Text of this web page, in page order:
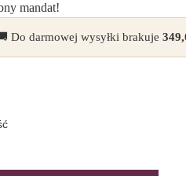
mandat!
Do darmowej wysyłki brakuje